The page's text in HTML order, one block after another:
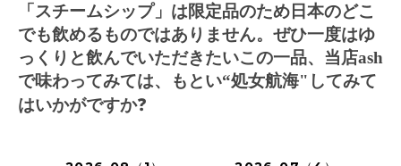
「スチームシップ」は限定品のため 日本のどこ
でも飲めるものではありません。ぜひ一度はゆ
っくりと飲んでいただきたいこの一品、当店ash
で味わってみては、もとい“処女航海"してみて
はいかがですか❓